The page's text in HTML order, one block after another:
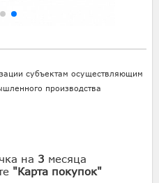
субъектам осуществляющим
производства
на 3 месяца
"Карта покупок"